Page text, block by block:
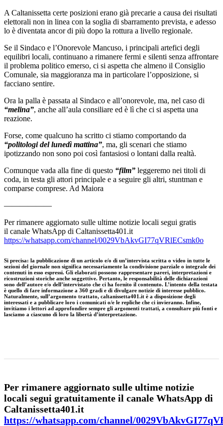
A Caltanissetta certe posizioni erano già precarie a causa dei risultati
elettorali non in linea con la soglia di sbarramento prevista, e adesso
lo è diventata ancor di più dopo la rottura a livello regionale.
Se il Sindaco e l’Onorevole Mancuso, i principali artefici degli
equilibri locali, continuano a rimanere fermi e silenti senza affrontare
il problema politico emerso, ci si aspetta che almeno il Consiglio
Comunale, sia maggioranza ma in particolare l’opposizione, si
facciano sentire.
Ora la palla è passata al Sindaco e all’onorevole, ma, nel caso di
“melina”, anche all’aula consiliare ed è lì che ci si aspetta una
reazione.
Forse, come qualcuno ha scritto ci stiamo comportando da
“politologi del lunedì mattina”, ma, gli scenari che stiamo
ipotizzando non sono poi così fantasiosi o lontani dalla realtà.
Comunque vada alla fine di questo “film” leggeremo nei titoli di
coda, in testa gli attori principale e a seguire gli altri, stuntman e
comparse comprese. Ad Maiora
——————
Per rimanere aggiornato sulle ultime notizie locali segui gratis
il canale WhatsApp di Caltanissetta401.it
https://whatsapp.com/channel/0029VbAkvGI77qVRlECsmk0o
Si precisa: la pubblicazione di un articolo e/o di un’intervista scritta o video in tutte le
sezioni del giornale non significa necessariamente la condivisione parziale o integrale dei
contenuti in esso espressi. Gli elaborati possono rappresentare pareri, interpretazioni e
ricostruzioni storiche anche soggettive. Pertanto, le responsabilità delle dichiarazioni
sono dell’autore e/o dell’intervistato che ci ha fornito il contenuto. L’intento della testata
è quello di fare informazione a 360 gradi e di divulgare notizie di interesse pubblico.
Naturalmente, sull’argomento trattato, caltanissetta401.it è a disposizione degli
interessati e a pubblicare loro i comunicati o/e le repliche che ci invieranno. Infine,
invitiamo i lettori ad approfondire sempre gli argomenti trattati, a consultare più fonti e
lasciamo a ciascuno di loro la libertà d’interpretazione.
Per rimanere aggiornato sulle ultime notizie
locali segui gratuitamente il canale WhatsApp di
Caltanissetta401.it
https://whatsapp.com/channel/